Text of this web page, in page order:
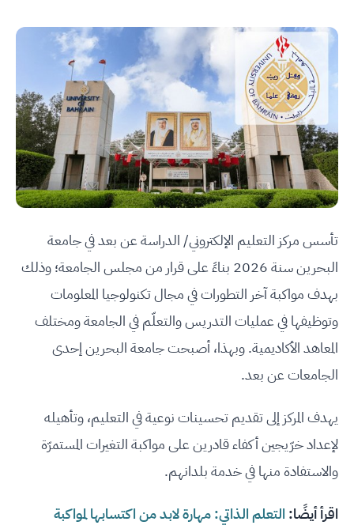
تأسس مركز التعليم الإلكتروني/ الدراسة عن بعد في جامعة
البحرين سنة 2026 بناءً على قرار من مجلس الجامعة؛ وذلك
بهدف مواكبة آخر التطورات في مجال تكنولوجيا المعلومات
وتوظيفها في عمليات التدريس والتعلّم في الجامعة ومختلف
المعاهد الأكاديمية. وبهذا، أصبحت جامعة البحرين إحدى
الجامعات عن بعد.
يهدف المركز إلى تقديم تحسينات نوعية في التعليم، وتأهيله
لإعداد خرّيجين أكفاء قادرين على مواكبة التغيرات المستمرّة
والاستفادة منها في خدمة بلدانهم.
اقرأ أيضًا: التعلم الذاتي: مهارة لابد من اكتسابها لمواكبة